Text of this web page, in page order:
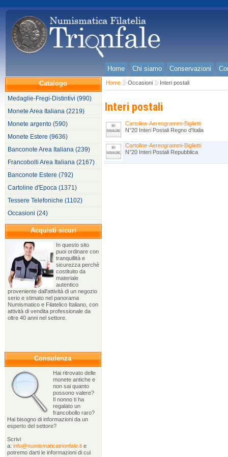
Home Chi siamo Conservazioni
Catalogo
Medaglie-Fregi-Distintivi (990)
Monete Area Italiana (2219)
Monete argento (590)
Monete Estere (9636)
Banconote Area Italiana (239)
Francobolli Area Italiana (2167)
Banconote Estere (792)
Cartoline d'Epoca (1371)
Tessere Telefoniche (1102)
Occasioni (24)
Acquisti sicuri
In questo sito
puoi ordinare con
tranquillità e
sicurezza perchè
costituito da
materiale
autentico
proveniente dall'attività di un negozio
serio e stimato nel panorama
Numismatico e Filatelico Italiano, con
attività di vendita professionale da
oltre 40 anni nel settore.
Consulenza
Hai ritrovato delle
monete antiche e
non sai quanto
possono valere?
Il nonno ti ha
regalato un
francobollo raro?
Hai bisogno di informazioni da un
esperto del settore?
Scrivi
a: info@numismaticatrionfale.it e
potremo darti le informazioni di cui
Home Occasioni Interi postali
Interi postali
Cartoline-Aereogrammi-Biglietti
N°20 Interi Postali Regno d'Italia
Cartoline-Aereogrammi-Biglietti
N°20 Interi Postali Repubblica